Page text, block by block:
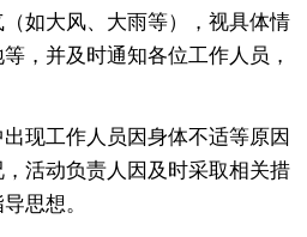
大风、大雨等），视具体情
，并及时通知各位工作人员，
工作人员因身体不适等原因
活动负责人因及时采取相关措
思想。